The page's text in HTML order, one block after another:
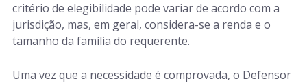
critério de elegibilidade pode variar de acordo com a
jurisdição, mas, em geral, considera-se a renda e o
tamanho da família do requerente.
Uma vez que a necessidade é comprovada, o Defensor